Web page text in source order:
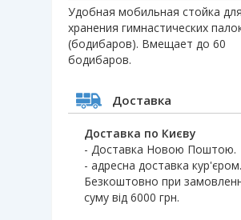
Удобная мобильная стойка для
хранения гимнастических
(бодибаров). Вмещает до 60
бодибаров.
Доставка
Доставка по Києву
- Доставка Новою Поштою.
- адресна доставка кур'єром.
Безкоштовно при
суму від 6000 грн.